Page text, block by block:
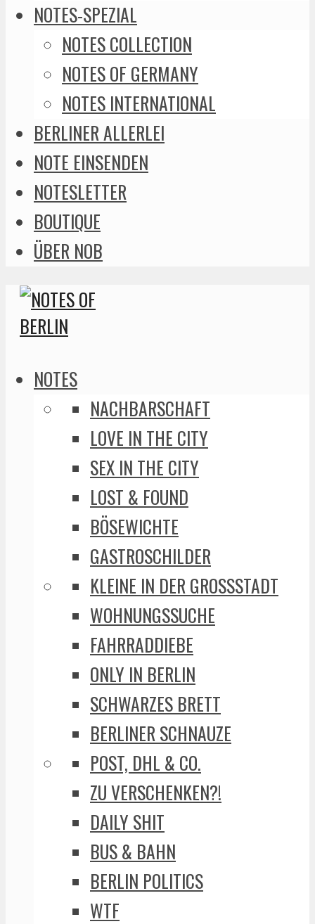
NOTES-SPEZIAL
NOTES COLLECTION
NOTES OF GERMANY
NOTES INTERNATIONAL
BERLINER ALLERLEI
NOTE EINSENDEN
NOTESLETTER
BOUTIQUE
ÜBER NOB
NOTES
NACHBARSCHAFT
LOVE IN THE CITY
SEX IN THE CITY
LOST & FOUND
BÖSEWICHTE
GASTROSCHILDER
KLEINE IN DER GROSSSTADT
WOHNUNGSSUCHE
FAHRRADDIEBE
ONLY IN BERLIN
SCHWARZES BRETT
BERLINER SCHNAUZE
POST, DHL & CO.
ZU VERSCHENKEN?!
DAILY SHIT
BUS & BAHN
BERLIN POLITICS
WTF